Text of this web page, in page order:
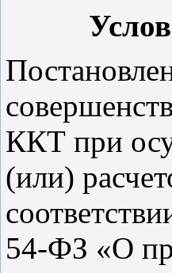
ККТ при
(или)
54-ФЗ «О